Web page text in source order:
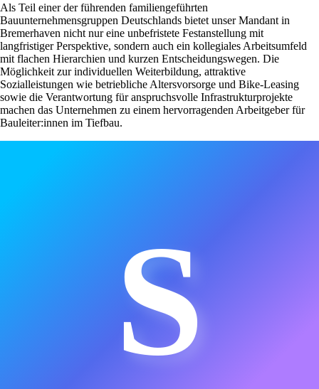
Als Teil einer der führenden familiengeführten
Bauunternehmensgruppen Deutschlands bietet unser Mandant in
Bremerhaven nicht nur eine unbefristete Festanstellung mit
langfristiger Perspektive, sondern auch ein kollegiales Arbeitsumfeld
mit flachen Hierarchien und kurzen Entscheidungswegen. Die
Möglichkeit zur individuellen Weiterbildung, attraktive
Sozialleistungen wie betriebliche Altersvorsorge und Bike-Leasing
sowie die Verantwortung für anspruchsvolle Infrastrukturprojekte
machen das Unternehmen zu einem hervorragenden Arbeitgeber für
Bauleiter:innen im Tiefbau.
S